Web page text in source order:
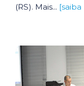
(RS). Mais... [saiba